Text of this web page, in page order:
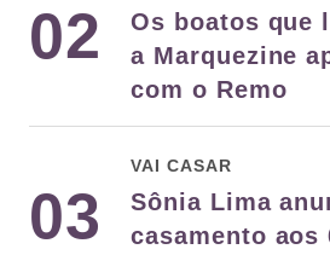
02
Os boatos que
a Marquezine
com o Remo
03
VAI CASAR
Sônia Lima
casamento aos